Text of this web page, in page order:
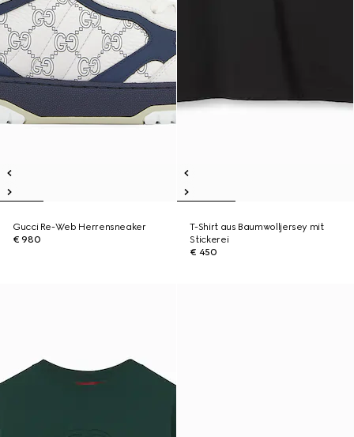
Gucci Re-Web Herrensneaker
€ 980
T-Shirt aus Baumwolljersey mit
Stickerei
€ 450